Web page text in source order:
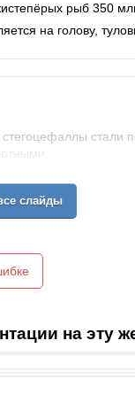
рыб 350
на голову,
стали
слайды
на эту